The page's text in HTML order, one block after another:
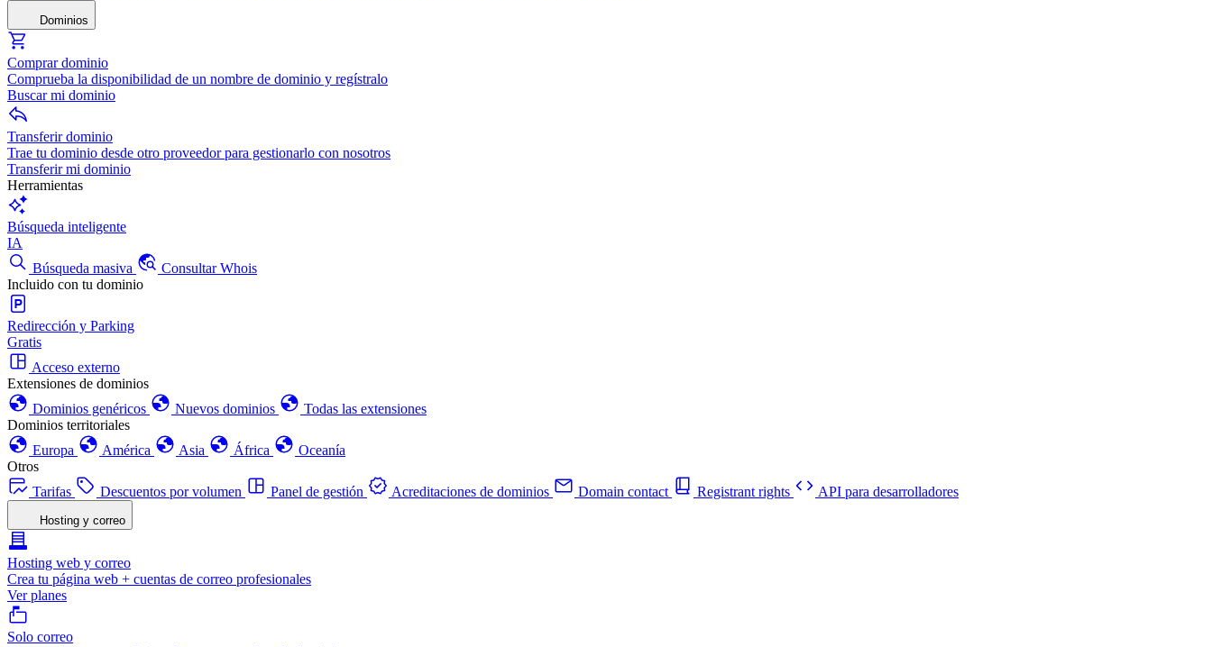
Dominios
Comprar dominio
Comprueba la disponibilidad de un nombre de dominio y regístralo
Buscar mi dominio
Transferir dominio
Trae tu dominio desde otro proveedor para gestionarlo con nosotros
Transferir mi dominio
Herramientas
Búsqueda inteligente
IA
Búsqueda masiva
Consultar Whois
Incluido con tu dominio
Redirección y Parking
Gratis
Acceso externo
Extensiones de dominios
Dominios genéricos
Nuevos dominios
Todas las extensiones
Dominios territoriales
Europa
América Asia África
Oceanía
Otros
Tarifas
Descuentos por volumen Panel de gestión Acreditaciones de dominios Domain contact Registrant rights API para desarrolladores
Hosting y correo
Hosting web y correo
Crea tu página web + cuentas de correo profesionales
Ver planes
Solo correo